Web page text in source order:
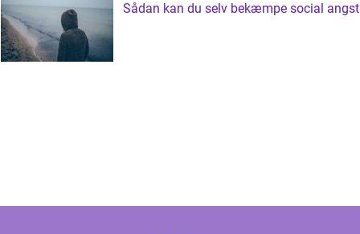
Sådan kan du selv bekæmpe social angst